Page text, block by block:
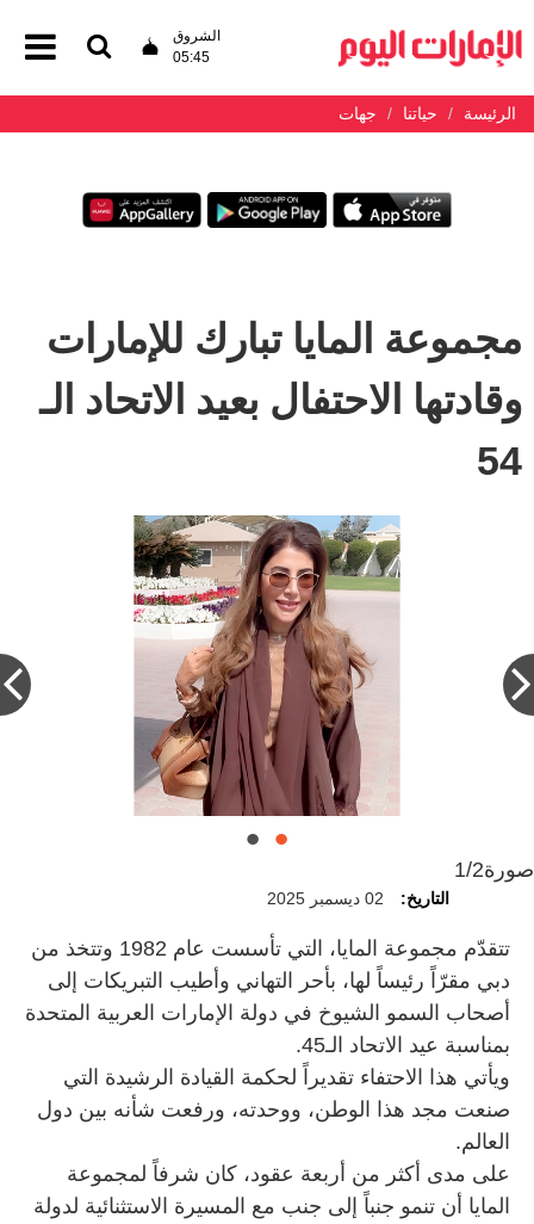
الشروق
05:45
الرئيسة حياتنا جهات
مجموعة المايا تبارك للإمارات
وقادتها الاحتفال بعيد الاتحاد الـ
54
صورة1/2
التاريخ: 02 ديسمبر 2025
تتقدّم مجموعة المايا، التي تأسست عام 1982 وتتخذ من
دبي مقرّاً رئيساً لها، بأحر التهاني وأطيب التبريكات إلى
أصحاب السمو الشيوخ في دولة الإمارات العربية المتحدة
بمناسبة عيد الاتحاد الـ45.
ويأتي هذا الاحتفاء تقديراً لحكمة القيادة الرشيدة التي
صنعت مجد هذا الوطن، ووحدته، ورفعت شأنه بين دول
العالم.
على مدى أكثر من أربعة عقود، كان شرفاً لمجموعة
المايا أن تنمو جنباً إلى جنب مع المسيرة الاستثنائية لدولة